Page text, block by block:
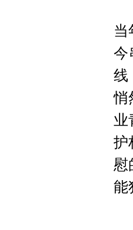
当
今
线
悄
业
护
慰
能